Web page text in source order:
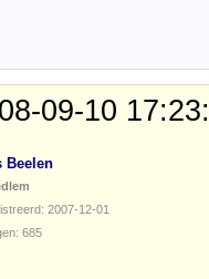
09-10
Beelen
2007-12-01
685